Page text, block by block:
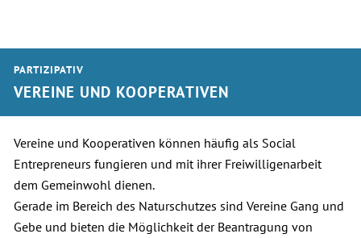
PARTIZIPATIV
VEREINE UND KOOPERATIVEN
Vereine und Kooperativen können häufig als Social
Entrepreneurs fungieren und mit ihrer Freiwilligenarbeit
dem Gemeinwohl dienen.
Gerade im Bereich des Naturschutzes sind Vereine Gang und
Gebe und bieten die Möglichkeit der Beantragung von